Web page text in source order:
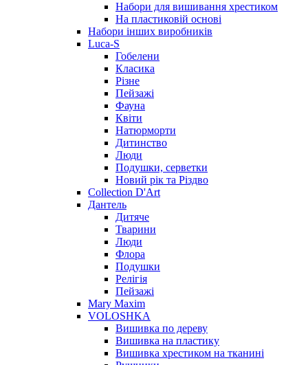
Набори для вишивання хрестиком
На пластиковій основі
Набори інших виробників
Luca-S
Гобелени
Класика
Різне
Пейзажі
Фауна
Квіти
Натюрморти
Дитинство
Люди
Подушки, серветки
Новий рік та Різдво
Collection D'Art
Дантель
Дитяче
Тварини
Люди
Флора
Подушки
Релігія
Пейзажі
Mary Maxim
VOLOSHKA
Вишивка по дереву
Вишивка на пластику
Вишивка хрестиком на тканині